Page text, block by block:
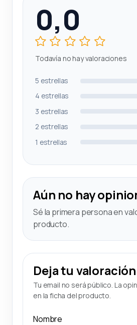
0,0
Todavía no hay valoraciones
5 estrellas
4 estrellas
3 estrellas
2 estrellas
1 estrellas
Aún no hay
Sé la primera persona en
producto.
Deja tu valoración
Tu email no será público. La
en la ficha del producto.
Nombre